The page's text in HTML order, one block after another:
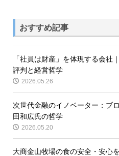
おすすめ記事
「社員は財産」を体現する会社
評判と経営哲学
2026.05.26
次世代金融のイノベーター：ブ
田和広氏の哲学
2026.05.20
大商金山牧場の食の安全・安心